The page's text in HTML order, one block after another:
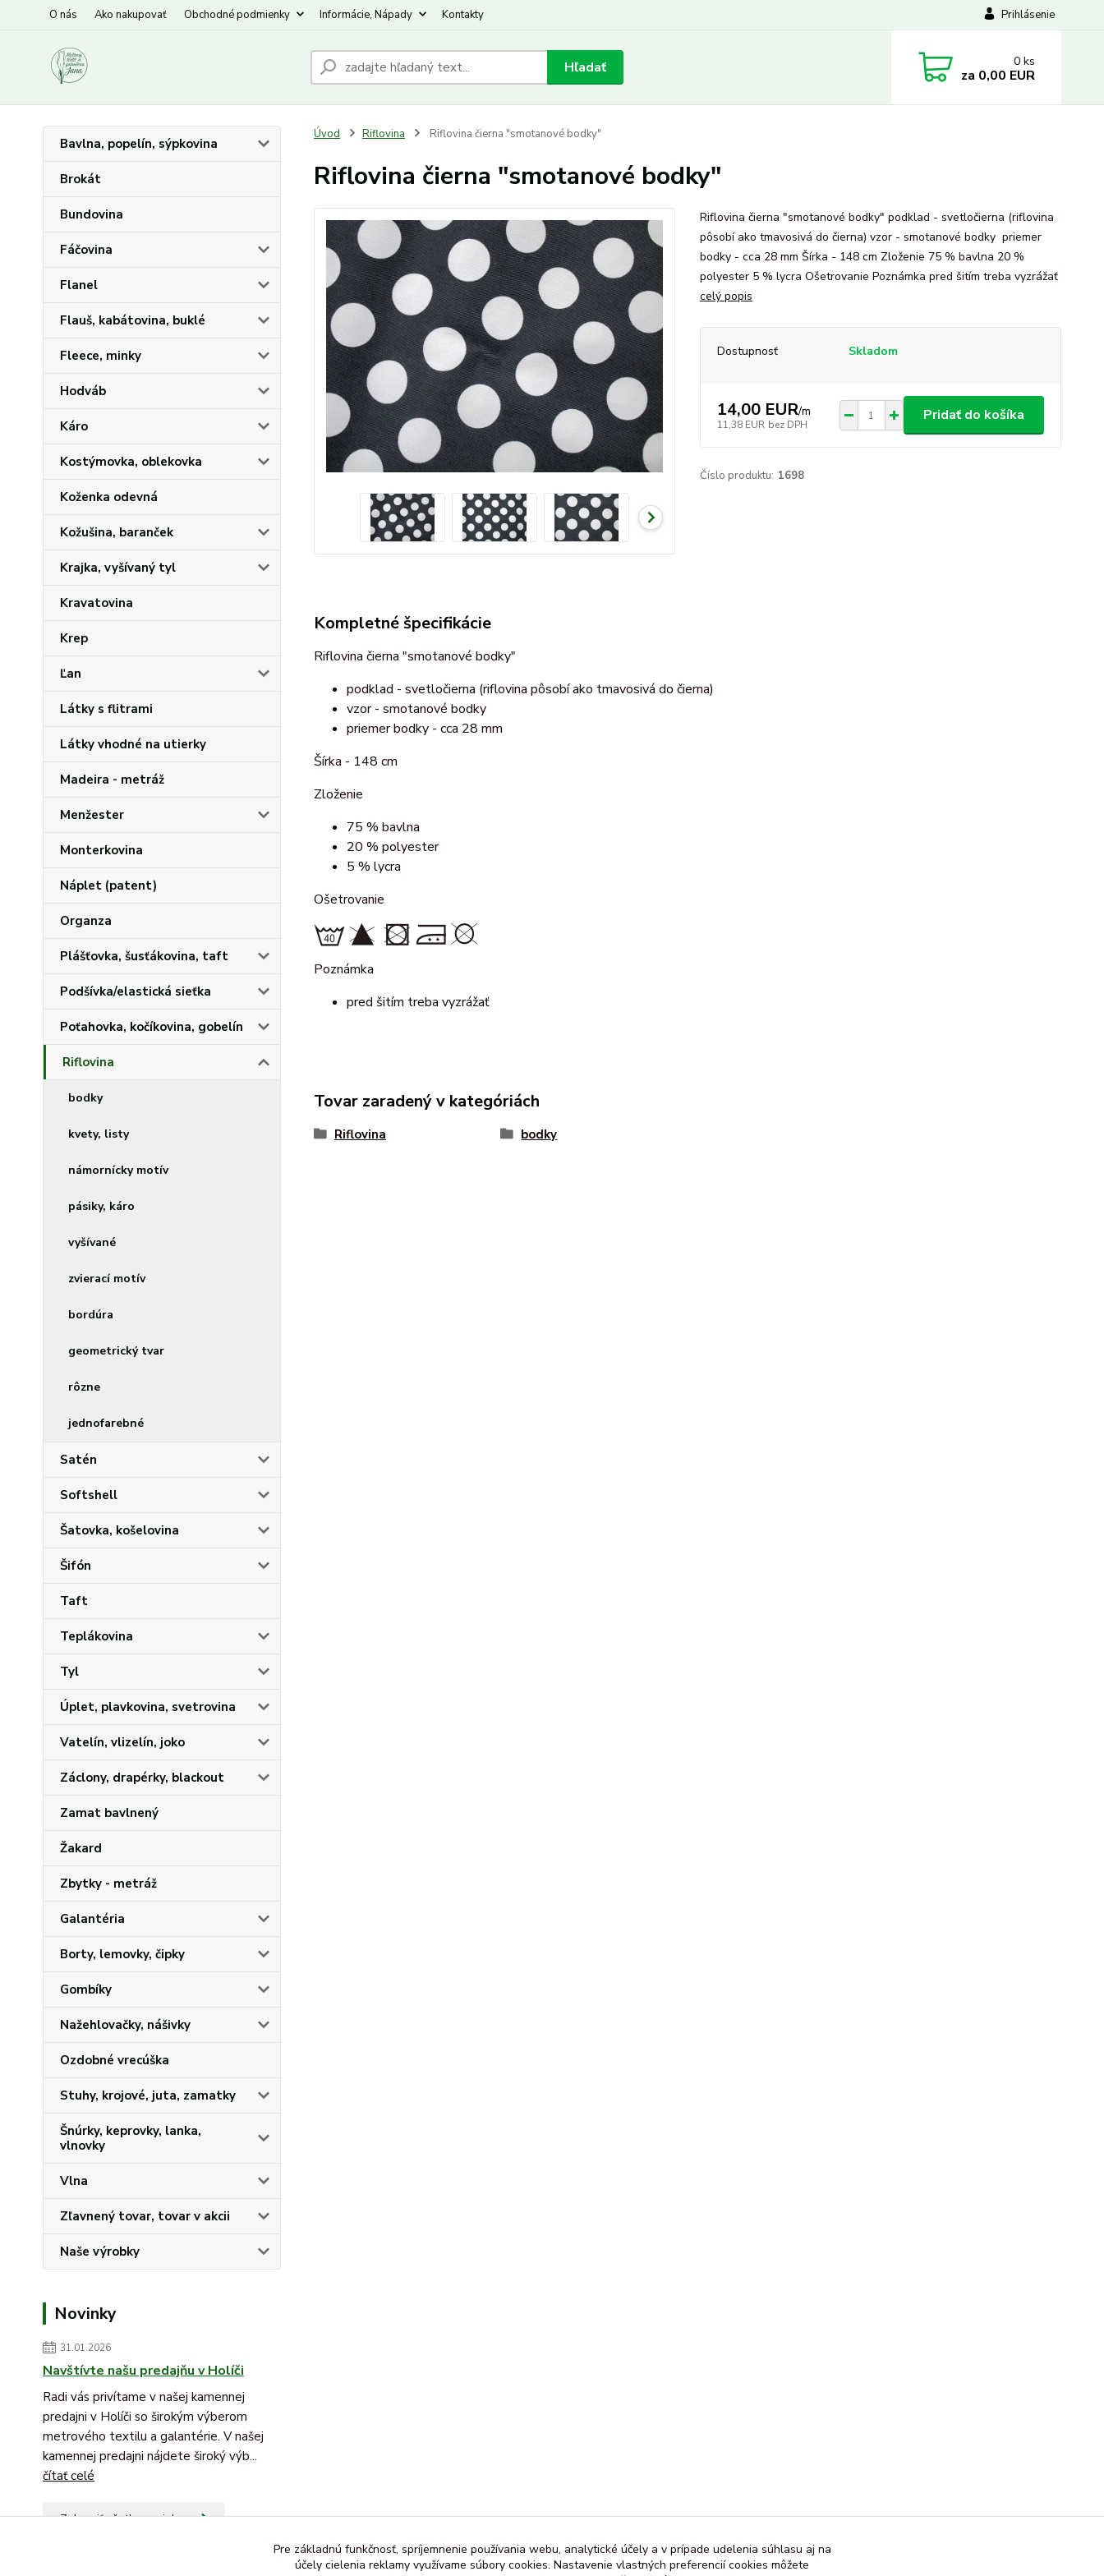
O nás Ako nakupovať Obchodné podmienky Informácie, Nápady Kontakty Prihlásenie
Hľadať 0 ks
za 0,00 EUR
Bavlna, popelín, sýpkovina
Brokát
Bundovina
Fáčovina
Flanel
Flauš, kabátovina, buklé
Fleece, minky
Hodváb
Káro
Kostýmovka, oblekovka
Koženka odevná
Kožušina, baranček
Krajka, vyšívaný tyl
Kravatovina
Krep
Ľan
Látky s flitrami
Látky vhodné na utierky
Madeira - metráž
Menžester
Monterkovina
Náplet (patent)
Organza
Plášťovka, šusťákovina, taft
Podšívka/elastická sieťka
Poťahovka, kočíkovina, gobelín
Riflovina
bodky
kvety, listy
námornícky motív
pásiky, káro
vyšívané
zvierací motív
bordúra
geometrický tvar
rôzne
jednofarebné
Satén
Softshell
Šatovka, košelovina
Šifón
Taft
Teplákovina
Tyl
Úplet, plavkovina, svetrovina
Vatelín, vlizelín, joko
Záclony, drapérky, blackout
Zamat bavlnený
Žakard
Zbytky - metráž
Galantéria
Borty, lemovky, čipky
Gombíky
Nažehlovačky, nášivky
Ozdobné vrecúška
Stuhy, krojové, juta, zamatky
Šnúrky, keprovky, lanka,
vlnovky
Vlna
Zľavnený tovar, tovar v akcii
Naše výrobky
Novinky
31.01.2026
Navštívte našu predajňu v Holíči
Radi vás privítame v našej kamennej
predajni v Holíči so širokým výberom
metrového textilu a galantérie. V našej
kamennej predajni nájdete široký výb...
čítať celé
Zobraziť všetky novinky
Úvod Riflovina Riflovina čierna "smotanové bodky"
Riflovina čierna "smotanové bodky"
Riflovina čierna "smotanové bodky" podklad - svetločierna (riflovina
pôsobí ako tmavosivá do čierna) vzor - smotanové bodky priemer
bodky - cca 28 mm Šírka - 148 cm Zloženie 75 % bavlna 20 %
polyester 5 % lycra Ošetrovanie Poznámka pred šitím treba vyzrážať
celý popis
Dostupnosť Skladom
14,00 EUR/m
11,38 EUR bez DPH
Pridať do košíka
Číslo produktu: 1698
Kompletné špecifikácie
Riflovina čierna "smotanové bodky"
podklad - svetločierna (riflovina pôsobí ako tmavosivá do čierna)
vzor - smotanové bodky
priemer bodky - cca 28 mm
Šírka - 148 cm
Zloženie
75 % bavlna
20 % polyester
5 % lycra
Ošetrovanie
Poznámka
pred šitím treba vyzrážať
Tovar zaradený v kategóriách
Riflovina bodky
Pre základnú funkčnosť, spríjemnenie používania webu, analytické účely a v prípade udelenia súhlasu aj na
účely cielenia reklamy využívame súbory cookies. Nastavenie vlastných preferencií cookies môžete